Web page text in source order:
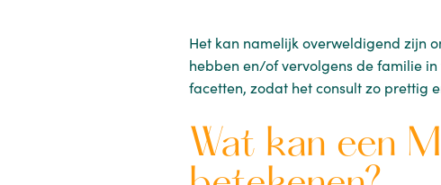
Het kan namelijk overweldigend zijn
hebben en/of vervolgens de familie
facetten, zodat het consult zo prettig
Wat kan een